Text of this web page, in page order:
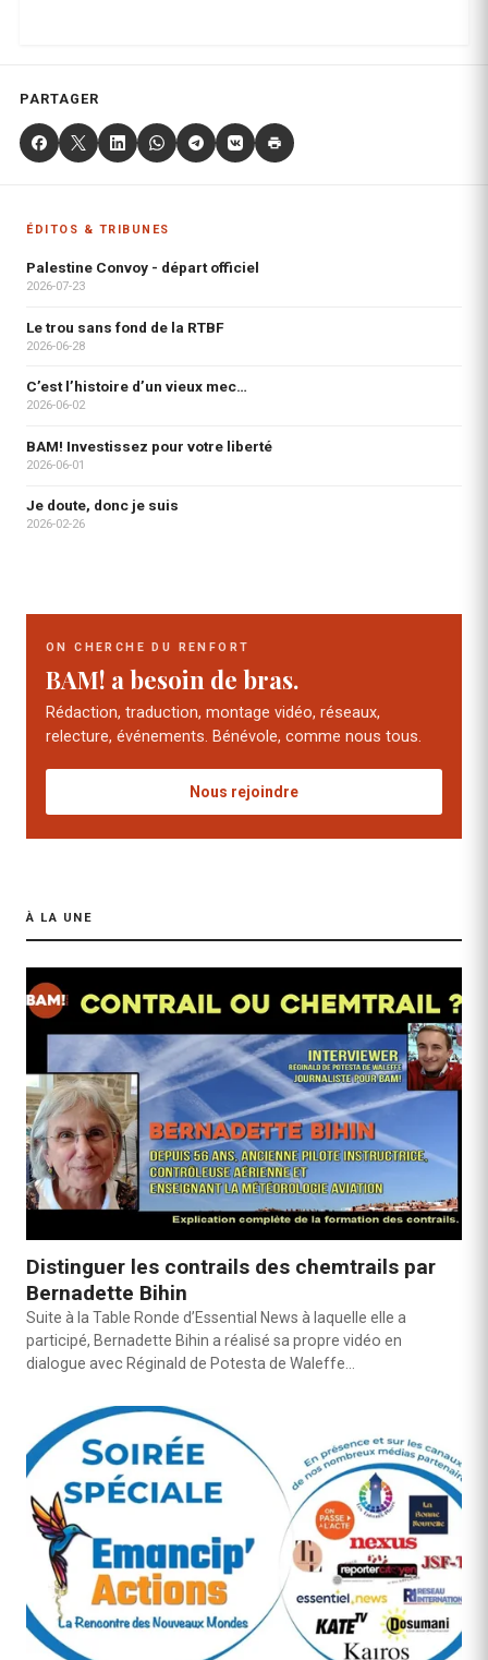
PARTAGER
ÉDITOS & TRIBUNES
Palestine Convoy - départ officiel
2026-07-23
Le trou sans fond de la RTBF
2026-06-28
C’est l’histoire d’un vieux mec…
2026-06-02
BAM! Investissez pour votre liberté
2026-06-01
Je doute, donc je suis
2026-02-26
ON CHERCHE DU RENFORT
BAM! a besoin de bras.
Rédaction, traduction, montage vidéo, réseaux,
relecture, événements. Bénévole, comme nous tous.
Nous rejoindre
À LA UNE
Distinguer les contrails des chemtrails par
Bernadette Bihin
Suite à la Table Ronde d’Essential News à laquelle elle a
participé, Bernadette Bihin a réalisé sa propre vidéo en
dialogue avec Réginald de Potesta de Waleffe…